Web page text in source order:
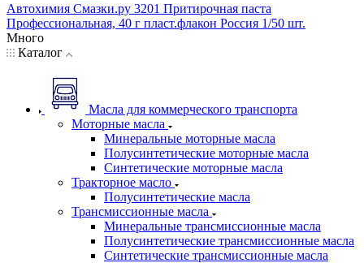
Автохимия Смазки.ру 3201 Притирочная паста
Профессиональная, 40 г пласт.флакон Россия 1/50 шт.
Много
Каталог
Масла для коммерческого транспорта
Моторные масла
Минеральные моторные масла
Полусинтетические моторные масла
Синтетические моторные масла
Тракторное масло
Полусинтетические масла
Трансмиссионные масла
Минеральные трансмиссионные масла
Полусинтетические трансмиссионные масла
Синтетические трансмиссионные масла